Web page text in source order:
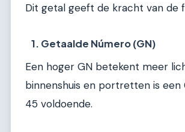
Dit getal geeft de kracht van de
1. Getaalde Número (GN)
Een hoger GN betekent meer
binnenshuis en portretten is een
45 voldoende.